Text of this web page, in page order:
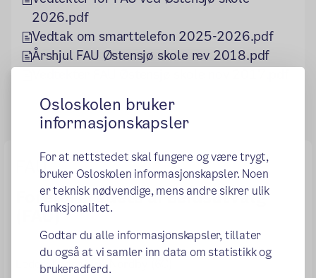
Osloskolen bruker
informasjonskapsler
For at nettstedet skal fungere og være trygt,
bruker Osloskolen informasjonskapsler. Noen
er teknisk nødvendige, mens andre sikrer ulik
funksjonalitet.
Godtar du alle informasjonskapsler, tillater
du også at vi samler inn data om statistikk og
brukeradferd.
2026.pdf
Vedtak om smarttelefon 2025-2026.pdf
Årshjul FAU Østensjø skole rev 2018.pdf
FAU
Foreldrerådets arbeidsutvalg
(FAU)
Leder: Leder Eirik Nordby (6C)